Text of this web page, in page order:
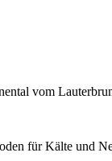
vom
für Kälte und